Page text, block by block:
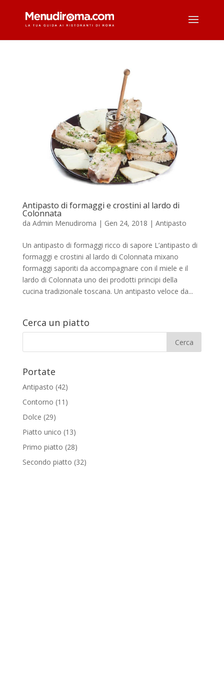
Antipasto di formaggi e crostini al lardo di
Colonnata
da Admin Menudiroma | Gen 24, 2018 | Antipasto
Un antipasto di formaggi ricco di sapore L’antipasto di
formaggi e crostini al lardo di Colonnata mixano
formaggi saporiti da accompagnare con il miele e il
lardo di Colonnata uno dei prodotti principi della
cucina tradizionale toscana. Un antipasto veloce da...
Cerca un piatto
Portate
Antipasto (42)
Contorno (11)
Dolce (29)
Piatto unico (13)
Primo piatto (28)
Secondo piatto (32)